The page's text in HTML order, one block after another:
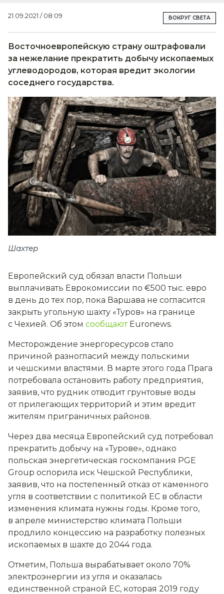
21.09.2021 / 08:09 ВОКРУГ СВЕТА
Восточноевропейскую страну оштрафовали
за нежелание прекратить добычу ископаемых
углеводородов, которая вредит экологии
соседнего государства.
Шахтер
Европейский суд обязал власти Польши
выплачивать Еврокомиссии по €500 тыс. евро
в день до тех пор, пока Варшава не согласится
закрыть угольную шахту «Туров» на границе
с Чехией. Об этом сообщаютEuronews.
Месторождение энергоресурсов стало
причиной разногласий между польскими
и чешскими властями. В марте этого года Прага
потребовала остановить работу предприятия,
заявив, что рудник отводит грунтовые воды
от прилегающих территорий и этим вредит
жителям приграничных районов.
Через два месяца Европейский суд потребовал
прекратить добычу на «Турове», однако
польская энергетическая госкомпания PGE
Group оспорила иск Чешской Республики,
заявив, что на постепенный отказ от каменного
угля в соответствии с политикой ЕС в области
изменения климата нужны годы. Кроме того,
в апреле министерство климата Польши
продлило концессию на разработку полезных
ископаемых в шахте до 2044 года.
Отметим, Польша вырабатывает около 70%
электроэнергии из угля и оказалась
единственной страной ЕС, которая 2019 году